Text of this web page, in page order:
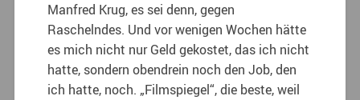
Manfred Krug, es sei denn, gegen
Raschelndes. Und vor wenigen Wochen hätte
es mich nicht nur Geld gekostet, das ich nicht
hatte, sondern obendrein noch den Job, den
ich hatte, noch. „Filmspiegel“, die beste, weil